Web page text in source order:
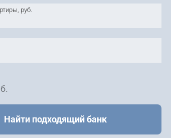
руб.
Найти подходящий банк